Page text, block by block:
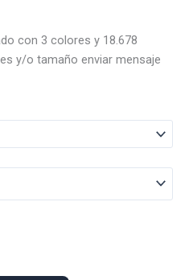
con 3 colores y 18.678
y/o tamaño enviar mensaje